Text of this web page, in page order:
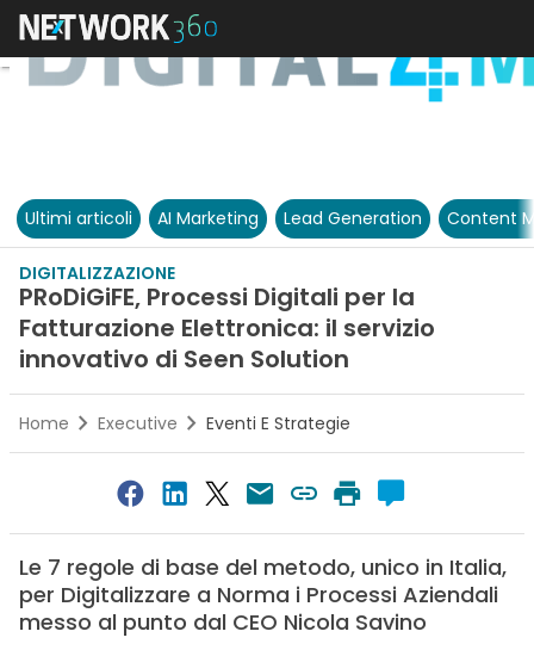
Ultimi articoli AI Marketing Lead Generation Content
DIGITALIZZAZIONE
PRoDiGiFE, Processi Digitali per la
Fatturazione Elettronica: il servizio
innovativo di Seen Solution
Home Executive Eventi E Strategie
Le 7 regole di base del metodo, unico in Italia,
per Digitalizzare a Norma i Processi Aziendali
messo al punto dal CEO Nicola Savino